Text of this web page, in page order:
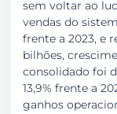
sem voltar ao
vendas do
frente a 2023, e
bilhões,
consolidado foi
13,9% frente a
ganhos